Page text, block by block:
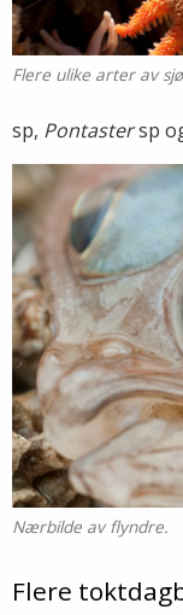
Flere ulike arter av
sp, Pontastersp
Nærbilde av flyndre.
Flere